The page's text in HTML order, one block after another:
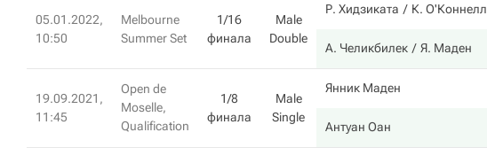
05.01.2022,
10:50
Melbourne
Summer Set
1/16
финала
Male
Double
Р. Хидзиката К. О'Коннелл
А. Челикбилек Я. Маден
19.09.2021,
11:45
Open de
Moselle,
Qualification
1/8
финала
Male
Single
Янник Маден
Антуан Оан